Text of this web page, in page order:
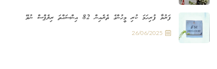
ފަރުވާ ފުރިހަމަ ކުރި މީހުންގެ ތެރެއިން 82 އިންސައްތަ ރިލެޕްސް ނުވޭ
26/06/2025